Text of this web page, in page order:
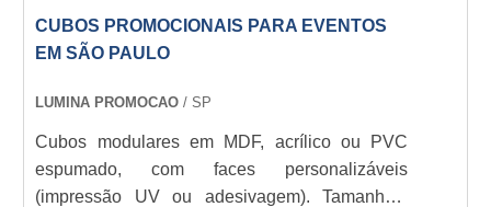
CUBOS PROMOCIONAIS PARA EVENTOS
EM SÃO PAULO
LUMINA PROMOCAO / SP
Cubos modulares em MDF, acrílico ou PVC
espumado, com faces personalizáveis
(impressão UV ou adesivagem). Tamanhos: